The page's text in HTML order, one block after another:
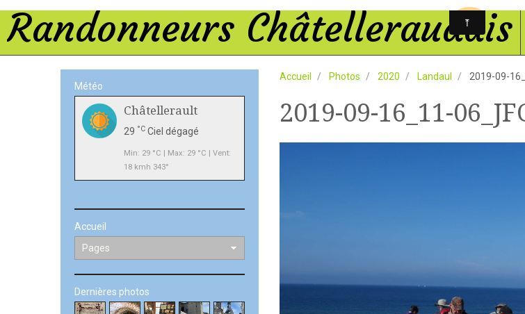
Randonneurs Châtelleraudais
Accueil Photos 2020 Landaul 2019-09-
2019-09-16_11-
Météo
Châtellerault
29 °C Ciel dégagé
Min: 29 °C | Max: 29 °C | Vent:
18 kmh 343°
Accueil
Dernières photos